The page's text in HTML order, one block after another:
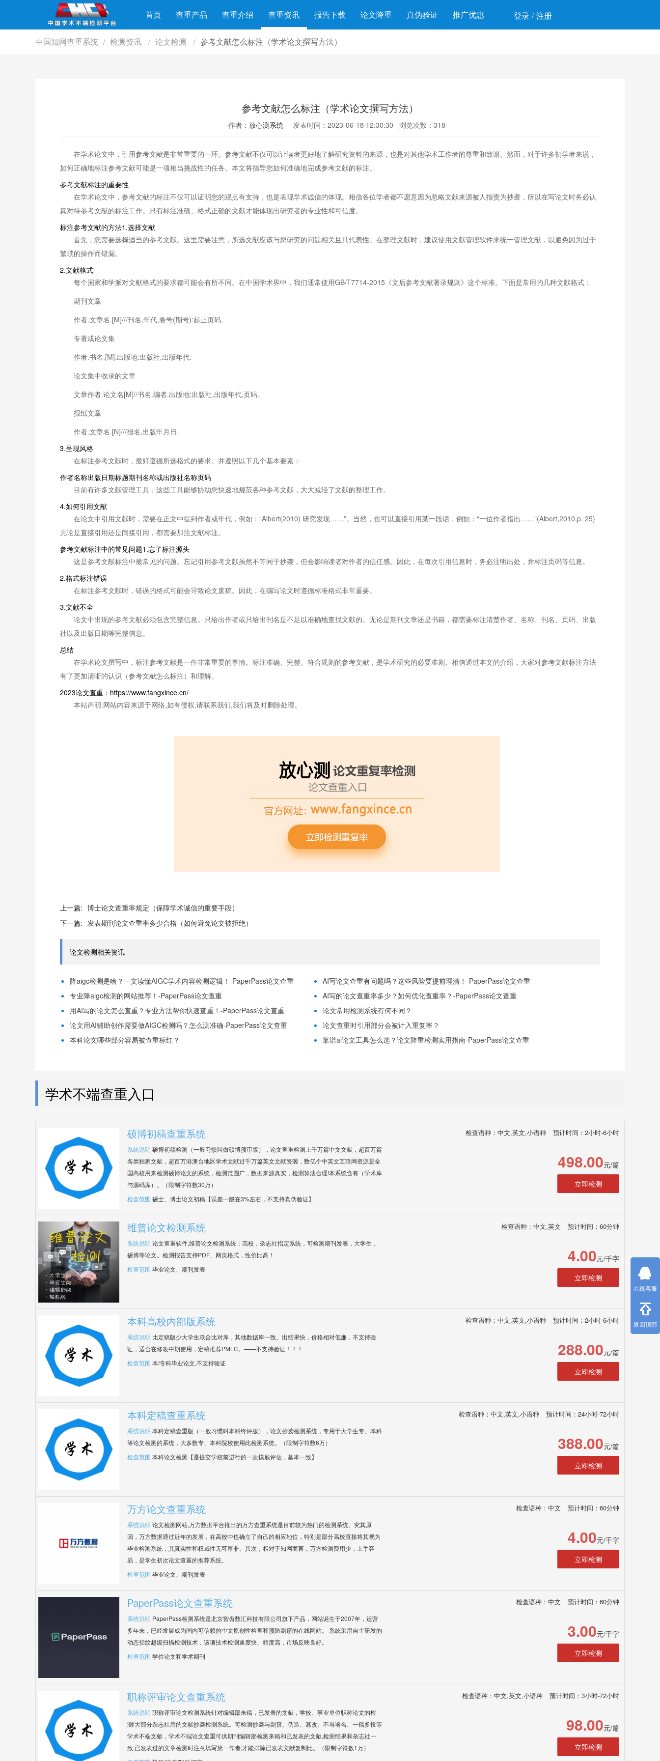
首页 查重产品 查重介绍 查重资讯 报告下载 论文降重 真伪验证 推广优惠 登录 / 注册
中国知网查重系统 / 检测资讯 / 论文检测 / 参考文献怎么标注（学术论文撰写方法）
参考文献怎么标注（学术论文撰写方法）
作者： 放心测系统 发表时间：2023-06-18 12:30:30 浏览次数：318
在学术论文中，引用参考文献是非常重要的一环。参考文献不仅可以让读者更好地了解研究资料的来源，也是对其他学术工作者的尊重和致谢。然而，对于许多初学者来说，
如何正确地标注参考文献可能是一项相当挑战性的任务。本文将指导您如何准确地完成参考文献的标注。
参考文献标注的重要性
在学术论文中，参考文献的标注不仅可以证明您的观点有支持，也是表现学术诚信的体现。相信各位学者都不愿意因为忽略文献来源被人指责为抄袭，所以在写论文时务必认
真对待参考文献的标注工作。只有标注准确、格式正确的文献才能体现出研究者的专业性和可信度。
标注参考文献的方法1.选择文献
首先，您需要选择适当的参考文献。这里需要注意，所选文献应该与您研究的问题相关且具代表性。在整理文献时，建议使用文献管理软件来统一管理文献，以避免因为过于
繁琐的操作而错漏。
2.文献格式
每个国家和学派对文献格式的要求都可能会有所不同。在中国学术界中，我们通常使用GB/T7714-2015《文后参考文献著录规则》这个标准。下面是常用的几种文献格式：
期刊文章
作者.文章名.[M]///刊名,年代,卷号(期号):起止页码.
专著或论文集
作者.书名.[M].出版地:出版社,出版年代.
论文集中收录的文章
文章作者.论文名[M]//书名.编者.出版地:出版社,出版年代,页码.
报纸文章
作者.文章名.[N]///报名,出版年月日.
3.呈现风格
在标注参考文献时，最好遵循所选格式的要求。并遵照以下几个基本要素：
作者名称出版日期标题期刊名称或出版社名称页码
目前有许多文献管理工具，这些工具能够协助您快速地规范各种参考文献，大大减轻了文献的整理工作。
4.如何引用文献
在论文中引用文献时，需要在正文中提到作者或年代，例如：“Albert(2010) 研究发现……”。当然，也可以直接引用某一段话，例如：“一位作者指出……”(Albert,2010,p. 25)
无论是直接引用还是间接引用，都需要加注文献标注。
参考文献标注中的常见问题1.忘了标注源头
这是参考文献标注中最常见的问题。忘记引用参考文献虽然不等同于抄袭，但会影响读者对作者的信任感。因此，在每次引用信息时，务必注明出处，并标注页码等信息。
2.格式标注错误
在标注参考文献时，错误的格式可能会导致论文废稿。因此，在编写论文时遵循标准格式非常重要。
3.文献不全
论文中出现的参考文献必须包含完整信息。只给出作者或只给出刊名是不足以准确地查找文献的。无论是期刊文章还是书籍，都需要标注清楚作者、名称、刊名、页码、出版
社以及出版日期等完整信息。
总结
在学术论文撰写中，标注参考文献是一件非常重要的事情。标注准确、完整、符合规则的参考文献，是学术研究的必要准则。相信通过本文的介绍，大家对参考文献标注方法
有了更加清晰的认识（参考文献怎么标注）和理解。
2023论文查重：https://www.fangxince.cn/
本站声明:网站内容来源于网络,如有侵权,请联系我们,我们将及时删除处理。
上一篇: 博士论文查重率规定（保障学术诚信的重要手段）
下一篇: 发表期刊论文查重率多少合格（如何避免论文被拒绝）
论文检测相关资讯
降aigc检测是啥？一文读懂AIGC学术内容检测逻辑！-PaperPass论文查重
AI写论文查重有问题吗？这些风险要提前理清！-PaperPass论文查重
专业降aigc检测的网站推荐！-PaperPass论文查重
AI写的论文查重率多少？如何优化查重率？-PaperPass论文查重
用AI写的论文怎么查重？专业方法帮你快速查重！-PaperPass论文查重
论文常用检测系统有何不同？
论文用AI辅助创作需要做AIGC检测吗？怎么测准确-PaperPass论文查重
论文查重时引用部分会被计入重复率？
本科论文哪些部分容易被查重标红？
靠谱ai论文工具怎么选？论文降重检测实用指南-PaperPass论文查重
学术不端查重入口
硕博初稿查重系统 检查语种：中文,英文,小语种 预计时间：2小时-6小时
系统说明 硕博初稿检测（一般习惯叫做硕博预审版），论文查重检测上千万篇中文文献，超百万篇
各类独家文献，超百万港澳台地区学术文献过千万篇英文文献资源，数亿个中英文互联网资源是全
国高校用来检测硕博论文的系统，检测范围广，数据来源真实，检测算法合理!本系统含有（学术库
与源码库）。（限制字符数30万）
检查范围 硕士、博士论文初稿【误差一般在3%左右，不支持真伪验证】
498.00元/篇
立即检测
维普论文检测系统 检查语种：中文,英文 预计时间：60分钟
系统说明 论文查重软件,维普论文检测系统：高校，杂志社指定系统，可检测期刊发表，大学生，
硕博等论文。检测报告支持PDF、网页格式，性价比高！
检查范围 毕业论文、期刊发表
4.00元/千字
立即检测
本科高校内部版系统 检查语种：中文,英文,小语种 预计时间：2小时-6小时
系统说明 比定稿版少大学生联合比对库，其他数据库一致。出结果快，价格相对低廉，不支持验
证，适合在修改中期使用，定稿推荐PMLC。——不支持验证！！！
检查范围 本/专科毕业论文,不支持验证
288.00元/篇
立即检测
本科定稿查重系统 检查语种：中文,英文,小语种 预计时间：24小时-72小时
系统说明 本科定稿查重版（一般习惯叫本科终评版），论文抄袭检测系统，专用于大学生专、本科
等论文检测的系统，大多数专、本科院校使用此检测系统。（限制字符数6万）
检查范围 本科论文检测【是提交学校前进行的一次摸底评估，基本一致】
388.00元/篇
立即检测
万方论文查重系统 检查语种：中文 预计时间：60分钟
系统说明 论文检测网站,万方数据平台推出的万方查重系统是目前较为热门的检测系统。究其原
因，万方数据通过近年的发展，在高校中也确立了自己的相应地位，特别是部分高校直接将其视为
毕业检测系统，其真实性和权威性无可厚非。其次，相对于知网而言，万方检测费用少，上手容
易，是学生初次论文查重的推荐系统。
检查范围 毕业论文、期刊发表
4.00元/千字
立即检测
PaperPass论文查重系统 检查语种：中文 预计时间：60分钟
系统说明 PaperPass检测系统是北京智齿数汇科技有限公司旗下产品，网站诞生于2007年，运营
多年来，已经发展成为国内可信赖的中文原创性检查和预防剽窃的在线网站。 系统采用自主研发的
动态指纹越级扫描检测技术，该项技术检测速度快、精度高，市场反映良好。
检查范围 学位论文和学术期刊
3.00元/千字
立即检测
职称评审论文查重系统 检查语种：中文,英文,小语种 预计时间：3小时-72小时
系统说明 职称评审论文检测系统针对编辑部来稿，已发表的文献，学校、事业单位职称论文的检
测!大部分杂志社用的文献抄袭检测系统。可检测抄袭与剽窃、伪造、篡改、不当署名、一稿多投等
学术不端文献，学术不端论文查重可供期刊编辑部检测来稿和已发表的文献,检测结果和杂志社一
致,已发表过的文章检测时注意填写第一作者,才能排除已发表文献复制比。（限制字符数1万）
98.00元/篇
立即检测
在线客服
返回顶部